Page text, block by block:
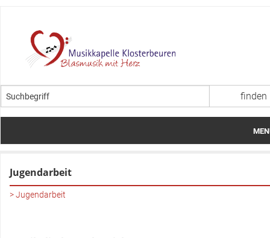
Über uns
Jugendarbeit
Jugendarbeit